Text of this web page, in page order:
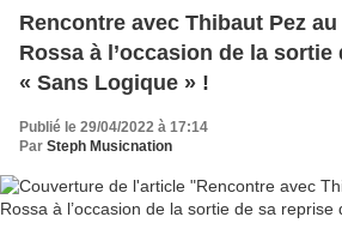
Rencontre avec Thibaut Pez
Rossa à l’occasion de la sortie
« Sans Logique » !
Publié le 29/04/2022 à 17:14
Par Steph Musicnation